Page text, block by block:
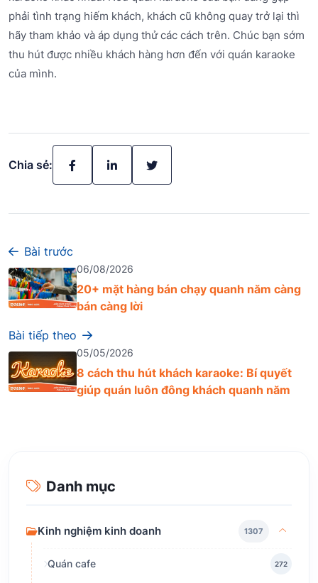
phải tình trạng hiếm khách, khách cũ không quay trở lại thì
hãy tham khảo và áp dụng thử các cách trên. Chúc bạn sớm
thu hút được nhiều khách hàng hơn đến với quán karaoke
của mình.
Chia sẻ:
Bài trước
06/08/2026
20+ mặt hàng bán chạy quanh năm càng
bán càng lời
Bài tiếp theo
05/05/2026
8 cách thu hút khách karaoke: Bí quyết
giúp quán luôn đông khách quanh năm
Danh mục
Kinh nghiệm kinh doanh 1307
Quán cafe 272